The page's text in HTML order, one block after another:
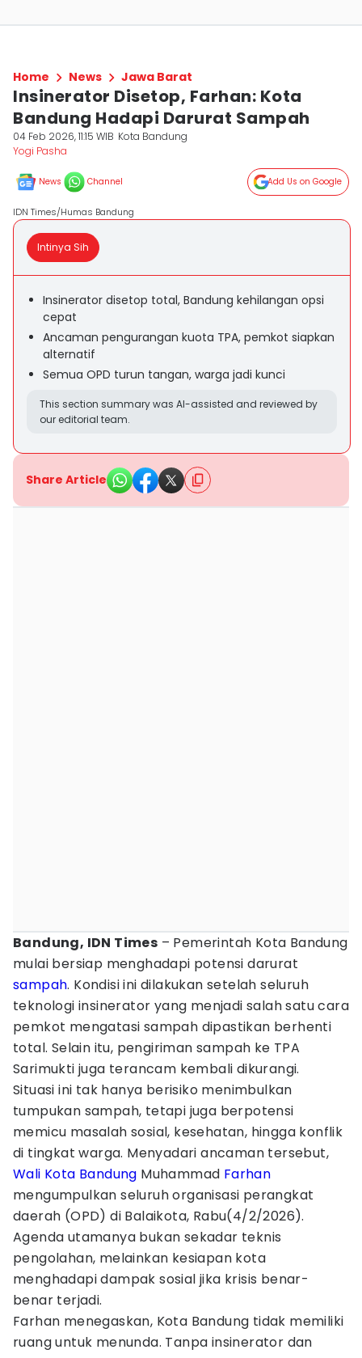
Home News Jawa Barat
Insinerator Disetop, Farhan: Kota
Bandung Hadapi Darurat Sampah
04 Feb 2026, 11:15 WIB Kota Bandung
Yogi Pasha
News Channel Add Us on Google
IDN Times/Humas Bandung
Intinya Sih
Insinerator disetop total, Bandung kehilangan opsi
cepat
Ancaman pengurangan kuota TPA, pemkot siapkan
alternatif
Semua OPD turun tangan, warga jadi kunci
This section summary was AI-assisted and reviewed by
our editorial team.
Share Article
Bandung, IDN Times – Pemerintah Kota Bandung
mulai bersiap menghadapi potensi darurat
sampah. Kondisi ini dilakukan setelah seluruh
teknologi insinerator yang menjadi salah satu cara
pemkot mengatasi sampah dipastikan berhenti
total. Selain itu, pengiriman sampah ke TPA
Sarimukti juga terancam kembali dikurangi.
Situasi ini tak hanya berisiko menimbulkan
tumpukan sampah, tetapi juga berpotensi
memicu masalah sosial, kesehatan, hingga konflik
di tingkat warga. Menyadari ancaman tersebut,
Wali Kota Bandung Muhammad Farhan
mengumpulkan seluruh organisasi perangkat
daerah (OPD) di Balaikota, Rabu(4/2/2026).
Agenda utamanya bukan sekadar teknis
pengolahan, melainkan kesiapan kota
menghadapi dampak sosial jika krisis benar-
benar terjadi.
Farhan menegaskan, Kota Bandung tidak memiliki
ruang untuk menunda. Tanpa insinerator dan